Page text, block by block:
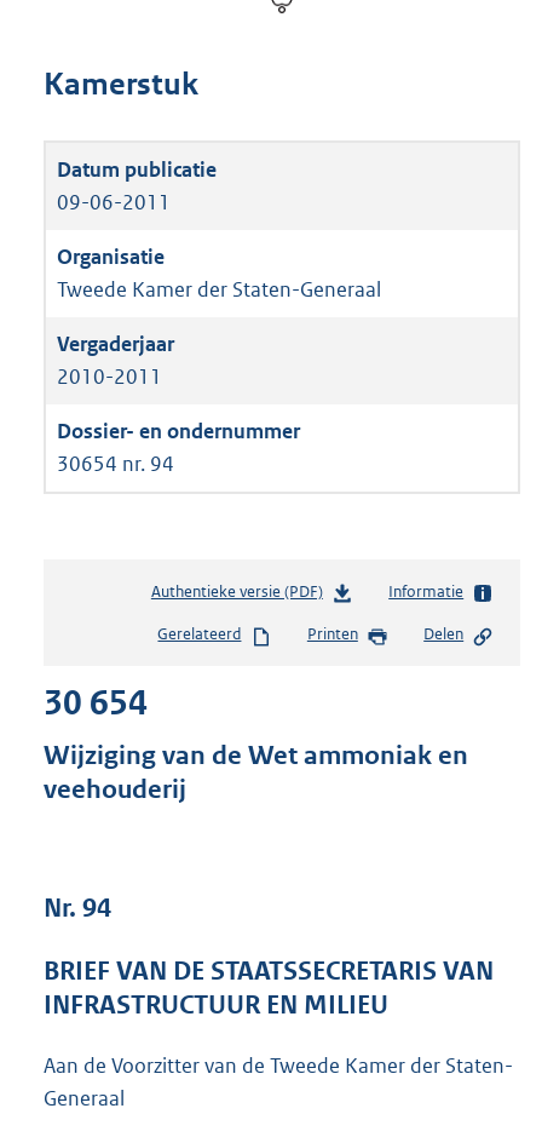
Kamerstuk
09-06-2011
Tweede Kamer der Staten-Generaal
2010-2011
30654 nr. 94
Authentieke versie (PDF)b
s
s
:
4
b
Informatie
Gerelateerd Printen Delen
30 654
Wijziging van de Wet ammoniak en
veehouderij
Nr. 94
BRIEF VAN DE STAATSSECRETARIS VAN
INFRASTRUCTUUR EN MILIEU
Aan de Voorzitter van de Tweede Kamer der Staten-
Generaal